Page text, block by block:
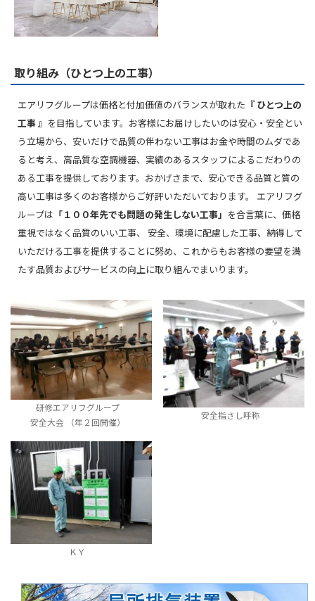
取り組み（ひとつ上の工事）
エアリフグループは価格と付加価値のバランスが取れた 『 ひとつ上の
工事 』 を目指しています。お客様にお届けしたいのは安心・安全とい
う立場から、安いだけで品質の伴わない工事はお金や時間のムダであ
ると考え、高品質な空調機器、実績のあるスタッフによるこだわりの
ある工事を提供しております。おかげさまで、安心できる品質と質の
高い工事は多くのお客様からご好評いただいております。 エアリフグ
ループは 「１００年先でも問題の発生しない工事」 を合言葉に、価格
重視ではなく品質のいい工事、 安全、環境に配慮した工事、納得して
いただける工事を提供することに努め、これからもお客様の要望を満
たす品質およびサービスの向上に取り組んでまいります。
研修エアリフグループ
安全大会 （年２回開催）
安全指さし呼称
ＫＹ